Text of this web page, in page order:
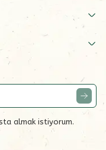
almak istiyorum.